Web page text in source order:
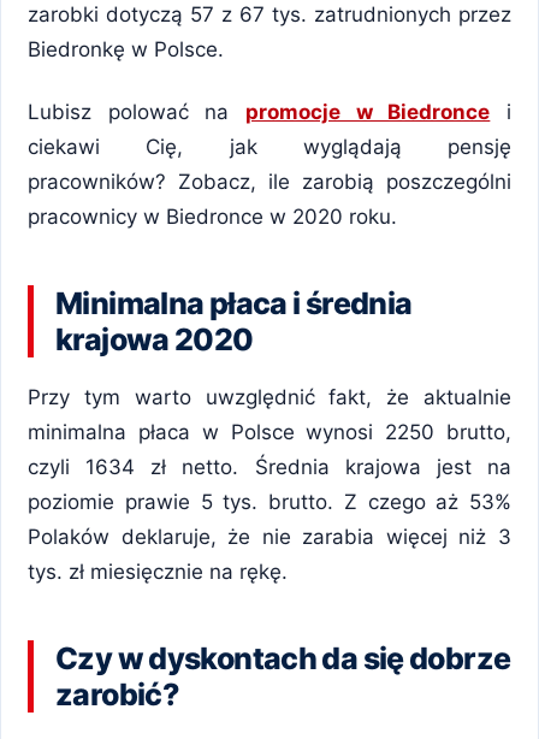
zarobki dotyczą 57 z 67 tys. zatrudnionych przez
Biedronkę w Polsce.
Lubisz polować na promocje w Biedronce i
ciekawi Cię, jak wyglądają pensję
pracowników? Zobacz, ile zarobią poszczególni
pracownicy w Biedronce w 2020 roku.
Minimalna płaca i średnia
krajowa 2020
Przy tym warto uwzględnić fakt, że aktualnie
minimalna płaca w Polsce wynosi 2250 brutto,
czyli 1634 zł netto. Średnia krajowa jest na
poziomie prawie 5 tys. brutto. Z czego aż 53%
Polaków deklaruje, że nie zarabia więcej niż 3
tys. zł miesięcznie na rękę.
Czy w dyskontach da się dobrze
zarobić?